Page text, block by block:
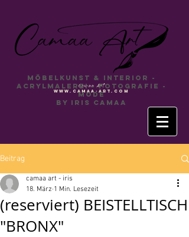
Camaa Art
www.camaa-art.com
Möbelkunst & INTERIOR -
Acrylmalerei - Fotografie -
Mode
by Iris Camaa
Beitrag
(reserviert) BEISTELLTISCH
"BRONX"
camaa art - iris
18. März 1 Min. Lesezeit